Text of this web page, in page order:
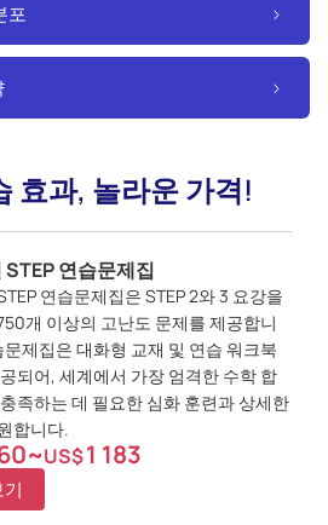
포
효과, 놀라운 가격!
STEP 연습문제집
연습문제집은 STEP 2와 3 요강을
개 이상의 고난도 문제를 제공합니
문제집은 대화형 교재 및 연습 워크북
되어, 세계에서 가장 엄격한 수학 합
족하는 데 필요한 심화 훈련과 상세한
합니다.
~US$1 183